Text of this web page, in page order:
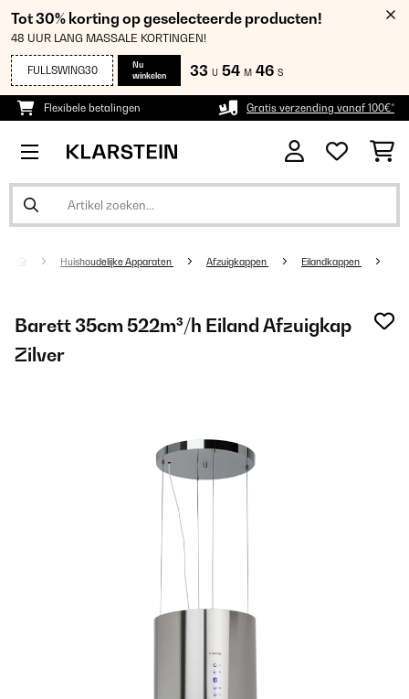
Tot 30% korting op geselecteerde producten!
48 UUR LANG MASSALE KORTINGEN!
FULLSWING30
Nu
winkelen
33 U 54 M 46 S
Flexibele betalingen Gratis verzending vanaf 100€*
Huishoudelijke Apparaten Afzuigkappen Eilandkappen
Barett 35cm 522m³/h Eiland Afzuigkap
Zilver